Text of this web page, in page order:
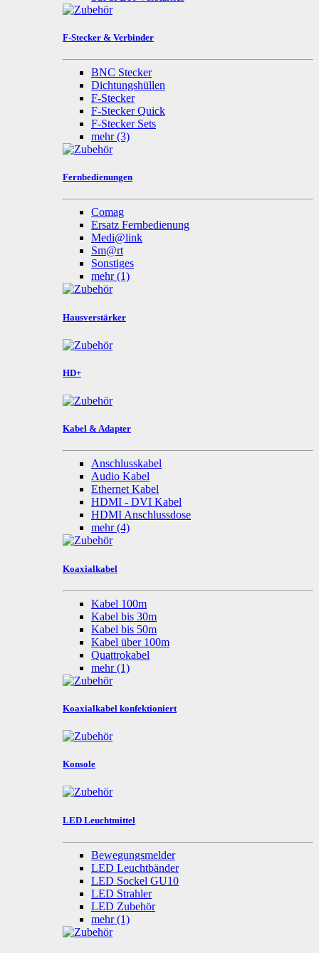
F-Stecker & Verbinder
BNC Stecker
Dichtungshüllen
F-Stecker
F-Stecker Quick
F-Stecker Sets
mehr(3)
Fernbedienungen
Comag
Ersatz Fernbedienung
Medi@link
Sm@rt
Sonstiges
mehr(1)
Hausverstärker
HD+
Kabel & Adapter
Anschlusskabel
Audio Kabel
Ethernet Kabel
HDMI - DVI Kabel
HDMI Anschlussdose
mehr(4)
Koaxialkabel
Kabel 100m
Kabel bis 30m
Kabel bis 50m
Kabel über 100m
Quattrokabel
mehr(1)
Koaxialkabel konfektioniert
Konsole
LED Leuchtmittel
Bewegungsmelder
LED Leuchtbänder
LED Sockel GU10
LED Strahler
LED Zubehör
mehr(1)